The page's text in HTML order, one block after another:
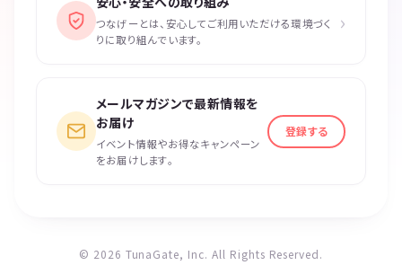
つなげーとは、安心してご利用いただける環境づく
りに取り組んでいます。
›
メールマガジンで最新情報を
お届け
イベント情報やお得なキャンペーン
をお届けします。
登録する
© 2026 TunaGate, Inc. All Rights Reserved.